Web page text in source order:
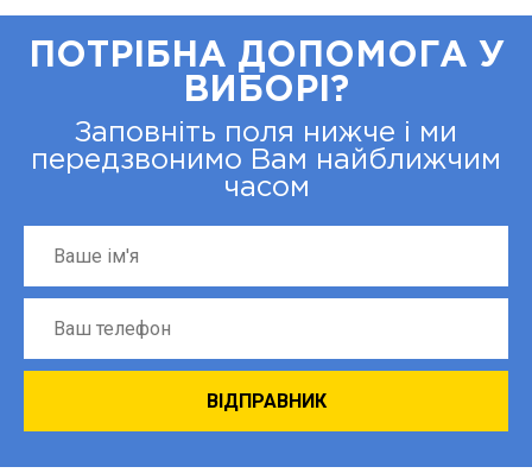
ПОТРІБНА ДОПОМОГА У
ВИБОРІ?
Заповніть поля нижче і ми
передзвонимо Вам найближчим
часом